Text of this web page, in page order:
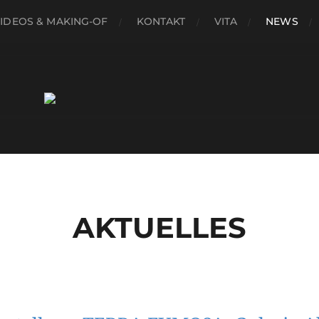
& MAKING-OF KONTAKT VITA NEWS
AKTUELLES